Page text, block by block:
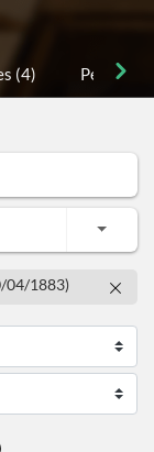
(4)
Toggle
04/1883)